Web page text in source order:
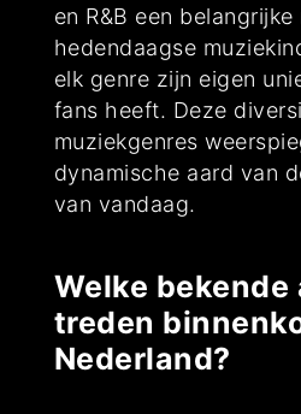
en R&B een
hedendaagse
elk genre zijn eigen
fans heeft. Deze
muziekgenres
dynamische aard van
van vandaag.
Welke
treden
Nederland?